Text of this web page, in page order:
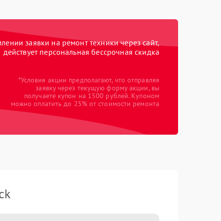
заявки на ремонт техники через сайт,
действует персональная бессрочная скидка
*Условия акции предполагают, что отправляя
заявку через текущую форму акции, вы
получаете купон на 1500 рублей. Купоном
можно оплатить до 25% от стоимости ремонта